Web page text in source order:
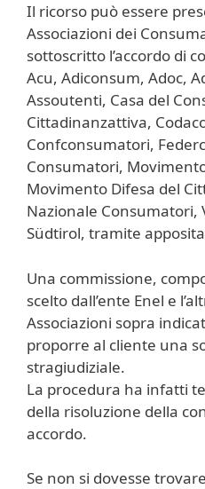
Il ricorso può essere
Associazioni dei
sottoscritto l’accordo di
Acu, Adiconsum, Adoc,
Assoutenti, Casa del
Cittadinanzattiva,
Confconsumatori,
Consumatori,
Movimento Difesa del
Nazionale
Südtirol, tramite
Una commissione,
scelto dall’ente Enel e
Associazioni sopra
proporre al cliente una
stragiudiziale.
La procedura ha infatti
della risoluzione della
accordo.
Se non si dovesse